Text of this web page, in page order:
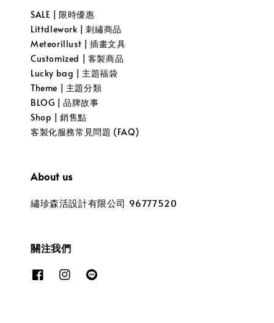
SALE | 限時優惠
Littdlework | 刺繡商品
Meteorillust | 插畫文具
Customized | 客製商品
Lucky bag | 主題福袋
Theme | 主題分類
BLOG | 品牌故事
Shop | 銷售點
客製化服務常見問題 (FAQ)
About us
繡珍森活設計有限公司 96777520
關注我們